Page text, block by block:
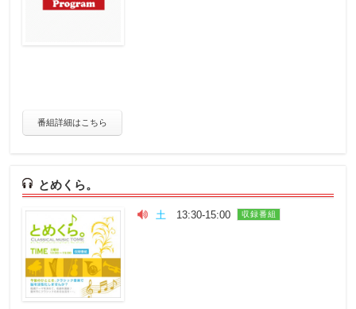
番組詳細はこちら
とめくら。
土 13:30-15:00 収録番組